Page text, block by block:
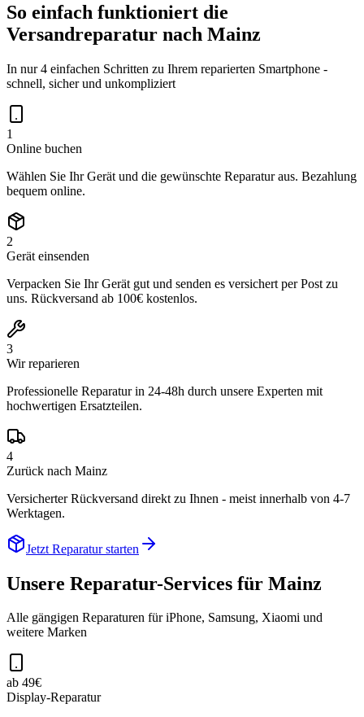
So einfach funktioniert die
Versandreparatur nach Mainz
In nur 4 einfachen Schritten zu Ihrem reparierten Smartphone -
schnell, sicher und unkompliziert
1
Online buchen
Wählen Sie Ihr Gerät und die gewünschte Reparatur aus. Bezahlung
bequem online.
2
Gerät einsenden
Verpacken Sie Ihr Gerät gut und senden es versichert per Post zu
uns. Rückversand ab 100€ kostenlos.
3
Wir reparieren
Professionelle Reparatur in 24-48h durch unsere Experten mit
hochwertigen Ersatzteilen.
4
Zurück nach Mainz
Versicherter Rückversand direkt zu Ihnen - meist innerhalb von 4-7
Werktagen.
Jetzt Reparatur starten
Unsere Reparatur-Services für Mainz
Alle gängigen Reparaturen für iPhone, Samsung, Xiaomi und
weitere Marken
ab 49€
Display-Reparatur